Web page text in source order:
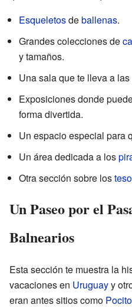
Esqueletosdeballenas.
Grandes colecciones de
y tamaños.
Una sala que te lleva a
Exposiciones donde
forma divertida.
Un espacio especial para
Un área dedicada a los
Otra sección sobre los
Un Paseo por el
Balnearios
Esta sección te muestra la
vacaciones en Uruguayy
eran antes sitios como